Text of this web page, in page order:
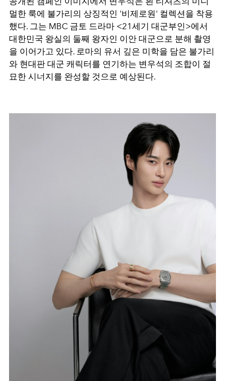
멀한 룩에 불가리의 상징적인 '비제로원' 컬렉션을 착용
했다. 그는 MBC 금토 드라마 <21세기 대군부인>에서
대한민국 왕실의 둘째 왕자인 이안 대군으로 분해 촬영
을 이어가고 있다. 로마의 유서 깊은 미학을 담은 불가리
와 현대판 대군 캐릭터를 연기하는 변우석의 조합이 절
묘한 시너지를 완성할 것으로 예상된다.